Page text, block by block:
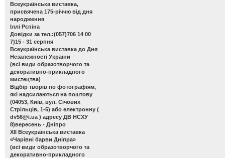
Всеукраїнська виставка,
присвячена 175-річчю від дня
народження
Іллі Рєпіна
Довідки за тел.:(057)706 14 00
7)15 - 31 серпня
Всеукраїнська виставка до Дня
Незалежності України
(всі види образотворчого та
декоративно-прикладного
мистецтва)
Відбір творів по фотографіям,
які надсилаються на поштову
(04053, Київ, вул. Січових
Стрільців, 1-5) або електронну (
dv56@i.ua ) адресу ДВ НСХУ
8)вересень - Дніпро
ХІІ Всеукраїнська виставка
«Чарівні барви Дніпра»
(всі види образотворчого та
декоративно-прикладного